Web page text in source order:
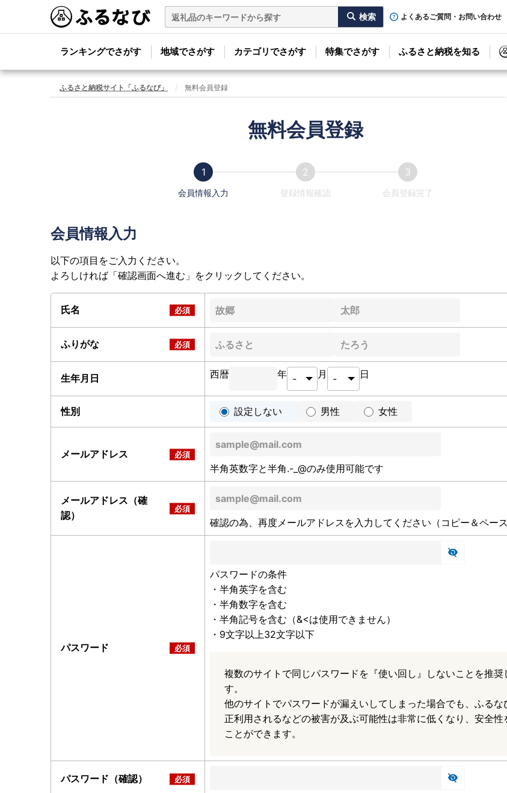
よくあるご質問・お問い合わせ
ランキングでさがす 地域でさがす カテゴリでさがす 特集でさがす ふるさと納税を知る
ふるさと納税サイト「ふるなび」 無料会員登録
無料会員登録
会員情報入力 登録情報確認 会員登録完了
会員情報入力
以下の項目をご入力ください。
よろしければ「確認画面へ進む」をクリックしてください。
氏名
ふりがな
生年月日 西暦 年 月 日
性別 設定しない 男性 女性
メールアドレス
半角英数字と半角.-_@のみ使用可能です
メールアドレス（確
認）
確認の為、再度メールアドレスを入力してください（コピー＆ペース
パスワード
パスワードの条件
・半角英字を含む
・半角数字を含む
・半角記号を含む（&<は使用できません）
・9文字以上32文字以下
複数のサイトで同じパスワードを『使い回し』しないことを推奨
す。
他のサイトでパスワードが漏えいしてしまった場合でも、ふるな
正利用されるなどの被害が及ぶ可能性は非常に低くなり、安全性
ことができます。
パスワード（確認）